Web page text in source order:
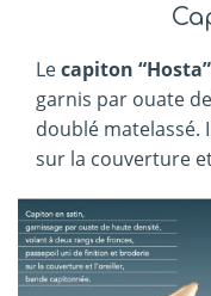
Lecapiton “Hosta”
garnis par ouate
doublé matelassé.
sur la couverture